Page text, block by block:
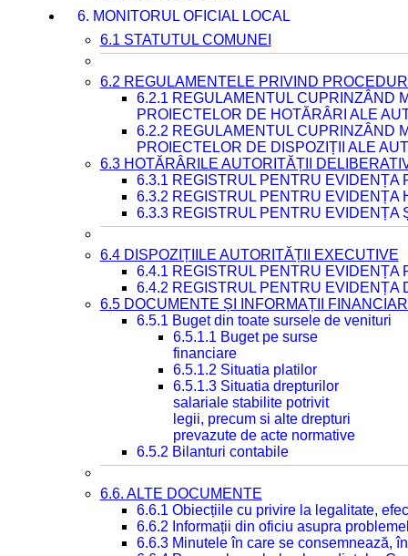
6. MONITORUL OFICIAL LOCAL
6.1 STATUTUL COMUNEI
6.2 REGULAMENTELE PRIVIND
6.2.1 REGULAMENTUL CUPRINZÂND
PROIECTELOR DE HOTĂRÂRI ALE
6.2.2 REGULAMENTUL CUPRINZÂND
PROIECTELOR DE DISPOZIȚII ALE
6.3 HOTĂRÂRILE AUTORITĂȚII
6.3.1 REGISTRUL PENTRU EVIDENȚA
6.3.2 REGISTRUL PENTRU EVIDENȚA
6.3.3 REGISTRUL PENTRU EVIDENȚA
6.4 DISPOZIȚIILE AUTORITĂȚII EXECUTIVE
6.4.1 REGISTRUL PENTRU EVIDENȚA
6.4.2 REGISTRUL PENTRU EVIDENȚA
6.5 DOCUMENTE ȘI INFORMAȚII
6.5.1 Buget din toate sursele de venituri
6.5.1.1 Buget pe surse
financiare
6.5.1.2 Situatia platilor
6.5.1.3 Situatia drepturilor
salariale stabilite potrivit
legii, precum si alte drepturi
prevazute de acte normative
6.5.2 Bilanturi contabile
6.6. ALTE DOCUMENTE
6.6.1 Obiecțiile cu privire la legalitate,
6.6.2 Informații din oficiu asupra
6.6.3 Minutele în care se consemnează,